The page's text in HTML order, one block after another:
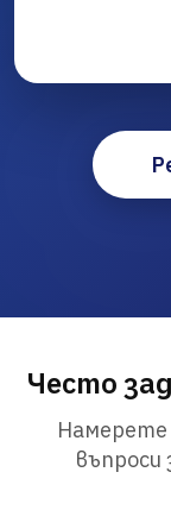
Често
Намерете
въпроси